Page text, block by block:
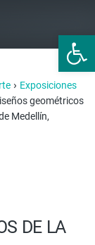
Abrir
› Exposiciones
geométricos
Medellín,
DE LA